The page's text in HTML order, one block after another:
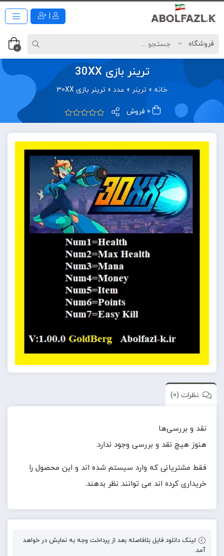
0
ترینر بازی 30XX
خانه » ترینر » عدد » ترینر بازی 30XX
نظرات (0)
نقد و بررسی‌ها
هنوز هیچ نقد و بررسی وجود ندارد.
فقط مشتریانی که وارد سیستم شده اند و این محصول را
خریداری کرده اند می توانند نظر بدهند.
لینک دانلود فایل بلافاصله بعد از پرداخت وجه به نمایش در خواهد
آمد.